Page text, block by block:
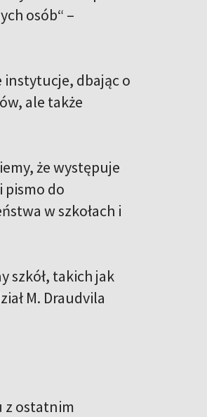
osób“ –
instytucje, dbając o
ale także
że występuje
pismo do
w szkołach i
szkół, takich jak
M. Draudvila
z ostatnim